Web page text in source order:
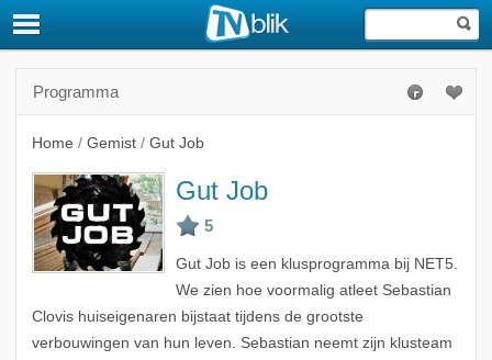
Programma
Home / Gemist / Gut Job
Gut Job
Gut Job is een klusprogramma bij NET5.
We zien hoe voormalig atleet Sebastian
Clovis huiseigenaren bijstaat tijdens de grootste
verbouwingen van hun leven. Sebastian neemt zijn klusteam